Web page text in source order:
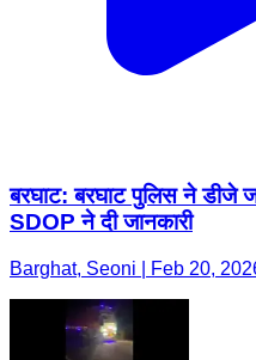
बरघाट: बरघाट पुलिस ने डीजे
SDOP ने दी जानकारी
Barghat, Seoni | Feb 20,